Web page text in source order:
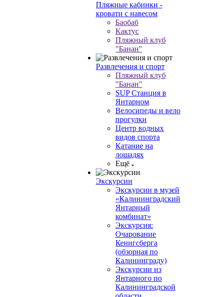
Пляжные кабинки -
кровати с навесом
Баобаб
Кактус
Пляжный клуб
"Банан"
Развлечения и спорт
Пляжный клуб
"Банан"
SUP Станция в
Янтарном
Велосипеды и вело
прогулки
Центр водных
видов спорта
Катание на
лошадях
Ещё
Экскурсии
Экскурсии в музей
«Калининградский
Янтарный
комбинат»
Экскурсия:
Очарование
Кенигсберга
(обзорная по
Калининграду)
Экскурсии из
Янтарного по
Калининградской